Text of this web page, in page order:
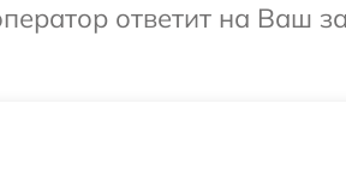
ответит на Ваш